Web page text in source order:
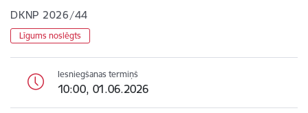
DKNP 2026/44
Līgums noslēgts
Iesniegšanas termiņš
10:00, 01.06.2026